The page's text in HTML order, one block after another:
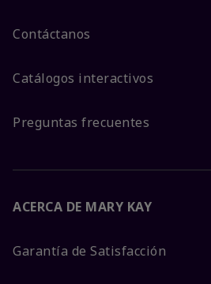
Contáctanos
Catálogos interactivos
Preguntas frecuentes
ACERCA DE MARY KAY
Garantía de Satisfacción